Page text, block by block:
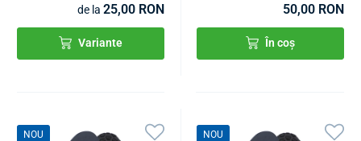
de la 25,00 RON
Variante
50,00 RON
În coș
NOU
NOU